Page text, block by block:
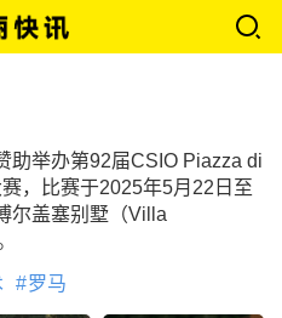
助举办第92届CSIO Piazza di
，比赛于2025年5月22日至
尔盖塞别墅（Villa
罗马